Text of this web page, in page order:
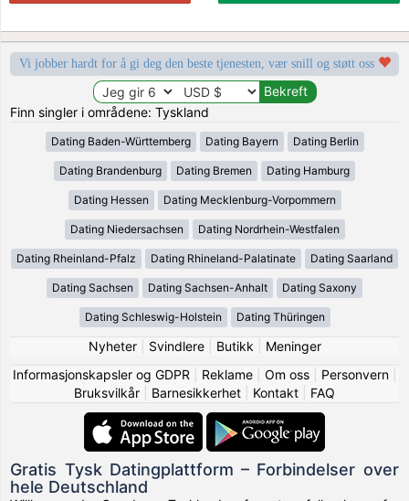
Vi jobber hardt for å gi deg den beste tjenesten, vær snill og støtt oss
Finn singler i områdene: Tyskland
Dating Baden-Württemberg Dating Bayern Dating Berlin
Dating Brandenburg Dating Bremen Dating Hamburg
Dating Hessen Dating Mecklenburg-Vorpommern
Dating Niedersachsen Dating Nordrhein-Westfalen
Dating Rheinland-Pfalz Dating Rhineland-Palatinate Dating Saarland
Dating Sachsen Dating Sachsen-Anhalt Dating Saxony
Dating Schleswig-Holstein Dating Thüringen
Nyheter| Svindlere| Butikk
Meninger
Informasjonskapsler og GDPR
Reklame| Om oss| Personvern|
Bruksvilkår
Barnesikkerhet Kontakt FAQ
Gratis Tysk Datingplattform – Forbindelser over
hele Deutschland